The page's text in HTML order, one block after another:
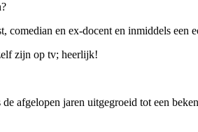
comedian en ex-docent en inmiddels een
zijn op tv; heerlijk!
afgelopen jaren uitgegroeid tot een